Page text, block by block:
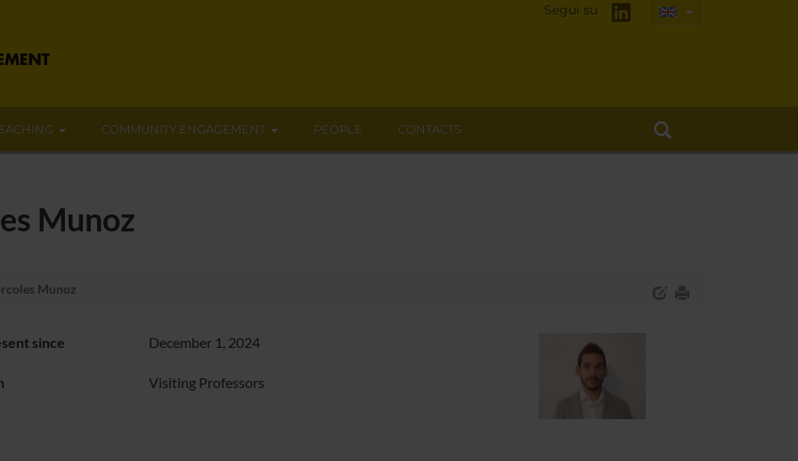
Segui su
COMMUNITY ENGAGEMENT PEOPLE CONTACTS
Munoz
Munoz
since December 1, 2024
Visiting Professors